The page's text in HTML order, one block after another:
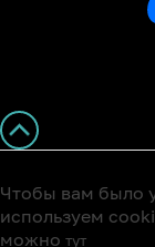
Чтобы вам было
используем
можно тут